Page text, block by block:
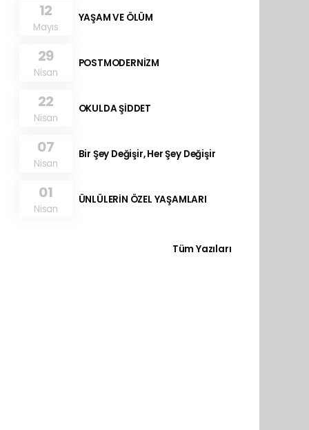
12
Mayıs
YAŞAM VE ÖLÜM
29
Nisan
POSTMODERNİZM
22
Nisan
OKULDA ŞİDDET
07
Nisan
Bir Şey Değişir, Her Şey Değişir
01
Nisan
ÜNLÜLERİN ÖZEL YAŞAMLARI
Tüm Yazıları